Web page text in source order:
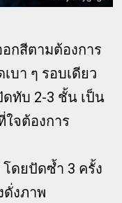
อกสีตามต้องการ
บา ๆ รอบเดียว
ทับ 2-3 ชั้น เป็น
ใจต้องการ
ดยปัดซ้ำ 3 ครั้ง
ดั่งภาพ